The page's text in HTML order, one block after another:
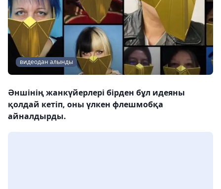
видеодан алынды
Әншінің жанкүйерлері бірден бұл идеяны
қолдай кетіп, оны үлкен флешмобқа
айналдырды.